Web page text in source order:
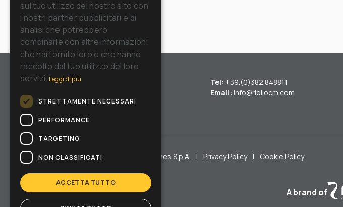
Tel: +39.(0)382.848811
Email:info@riellocm.com
Copyright © Riello Cleaning Machines S.p.A. | Privacy Policy | Cookie Policy
A brand of
SPANISH
sul tuo utilizzo del nostro sito con
i nostri partner pubblicitari e di
analisi che potrebbero
combinarle con altre informazioni
che hai fornito loro o che hanno
raccolto dal tuo utilizzo dei loro
servizi. Leggi di più
STRETTAMENTE NECESSARI
PERFORMANCE
TARGETING
NON CLASSIFICATI
ACCETTA TUTTO